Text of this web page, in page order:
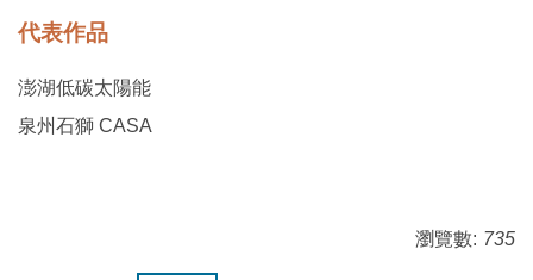
代表作品
澎湖低碳太陽能
泉州石獅 CASA
瀏覽數: 735